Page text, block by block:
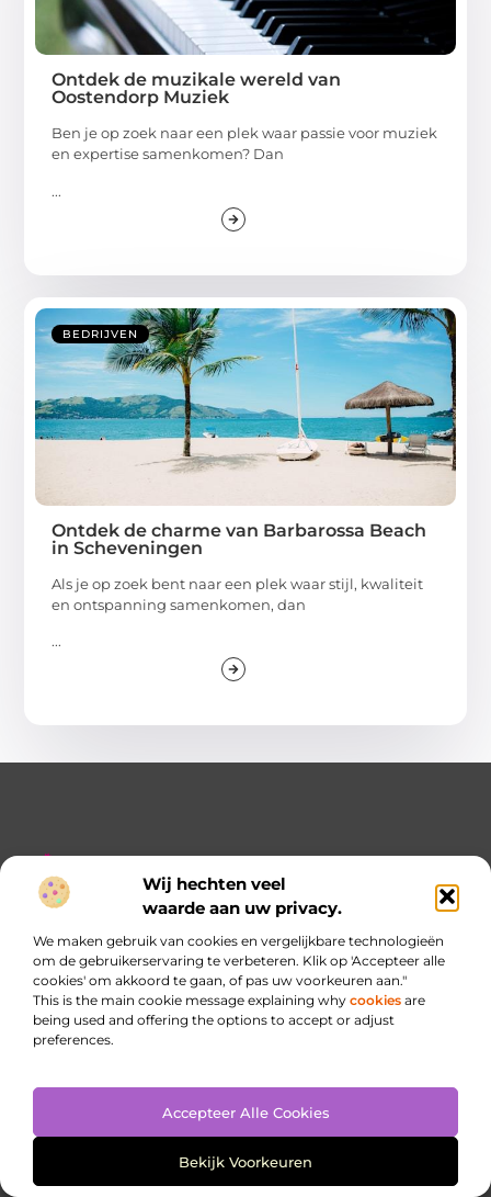
Wij hechten veel
waarde aan uw privacy.
We maken gebruik van cookies en vergelijkbare technologieën
om de gebruikerservaring te verbeteren. Klik op 'Accepteer alle
cookies' om akkoord te gaan, of pas uw voorkeuren aan."
This is the main cookie message explaining why cookies are
being used and offering the options to accept or adjust
preferences.
Accepteer Alle Cookies
Bekijk Voorkeuren
Ontdek de muzikale wereld van
Oostendorp Muziek
Ben je op zoek naar een plek waar passie voor muziek
en expertise samenkomen? Dan
...
BEDRIJVEN
Ontdek de charme van Barbarossa Beach
in Scheveningen
Als je op zoek bent naar een plek waar stijl, kwaliteit
en ontspanning samenkomen, dan
...
De plek waar inspiratie begint
Duik in onze blogs en artikelen en ontdek een schat aan
kennis, inzichten en frisse ideeën die je verder helpen.
Bericht categorie
Onze informatie